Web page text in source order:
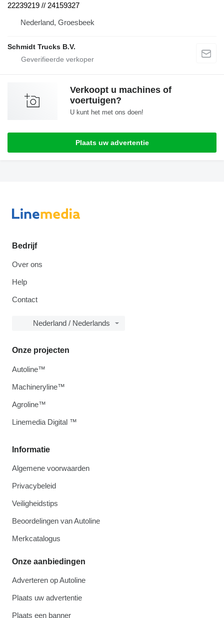
22239219 // 24159327
Nederland, Groesbeek
Schmidt Trucks B.V.
Verkoopt u machines of
voertuigen?
U kunt het met ons doen!
Plaats uw advertentie
Bedrijf
Over ons
Help
Contact
Nederland / Nederlands
Informatie
Algemene voorwaarden
Privacybeleid
Veiligheidstips
Beoordelingen van Autoline
Merkcatalogus
Onze aanbiedingen
Adverteren op Autoline
Plaats uw advertentie
Plaats een banner
Onze projecten
Autoline™
Machineryline™
Agroline™
Linemedia Digital ™